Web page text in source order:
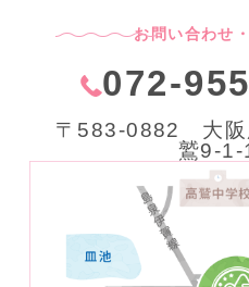
お問い合わせ
072-
〒583-0882 大阪
鷲9-1-